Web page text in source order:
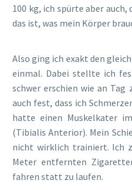
100 kg, ich spürte aber auch,
das ist, was mein Körper
Also ging ich exakt den
einmal. Dabei stellte ich
schwer erschien wie an
auch fest, dass ich
hatte einen Muskelkater
(Tibialis Anterior). Mein
nicht wirklich trainiert. Ich
Meter entfernten
fahren statt zu laufen.